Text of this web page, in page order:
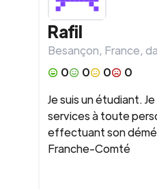
Rafil
Besançon, France,
0
0 0
0
Je suis un étudiant.
services à toute
effectuant son
Franche-Comté